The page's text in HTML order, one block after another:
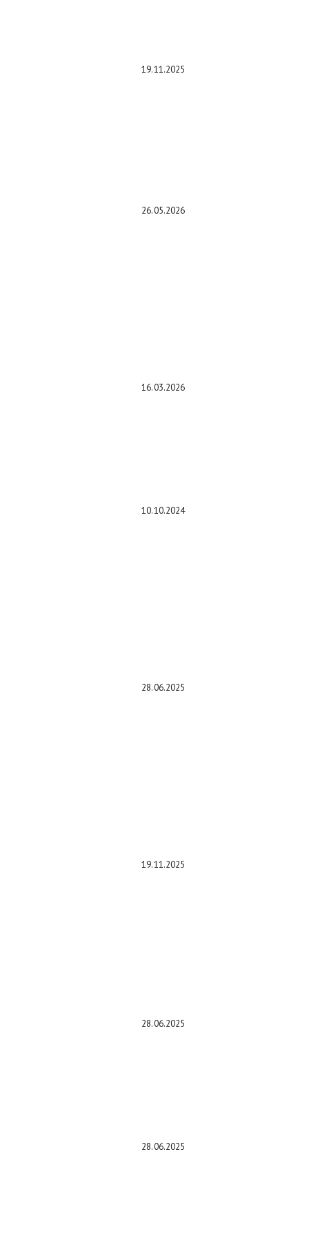
19.11.2025
26.05.2026
16.03.2026
10.10.2024
28.06.2025
19.11.2025
28.06.2025
28.06.2025